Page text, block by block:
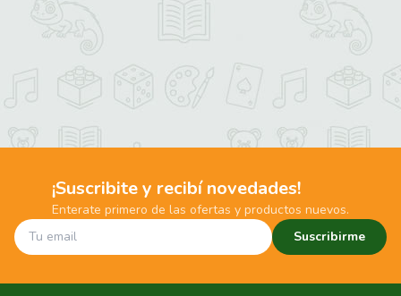
¡Suscribite y recibí novedades!
Enterate primero de las ofertas y productos nuevos.
Suscribirme